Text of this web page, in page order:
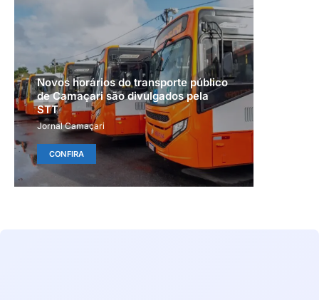
Novos horários do transporte público
de Camaçari são divulgados pela
STT
Jornal Camaçari
CONFIRA